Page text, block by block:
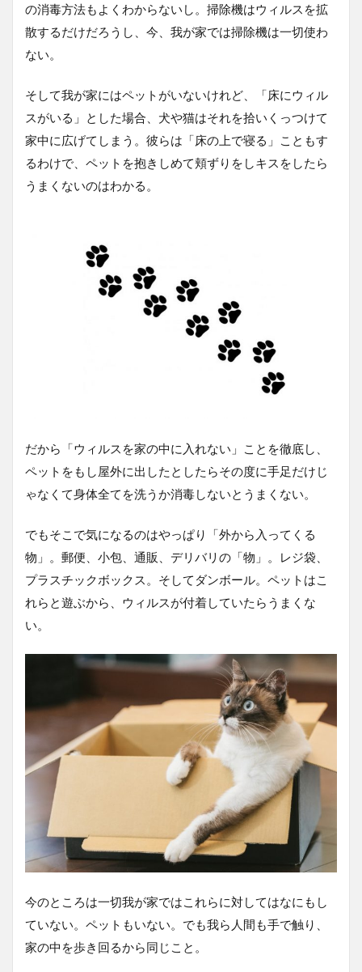
の消毒方法もよくわからないし。掃除機はウィルスを拡
散するだけだろうし、今、我が家では掃除機は一切使わ
ない。
そして我が家にはペットがいないけれど、「床にウィル
スがいる」とした場合、犬や猫はそれを拾いくっつけて
家中に広げてしまう。彼らは「床の上で寝る」こともす
るわけで、ペットを抱きしめて頬ずりをしキスをしたら
うまくないのはわかる。
だから「ウィルスを家の中に入れない」ことを徹底し、
ペットをもし屋外に出したとしたらその度に手足だけじ
ゃなくて身体全てを洗うか消毒しないとうまくない。
でもそこで気になるのはやっぱり「外から入ってくる
物」。郵便、小包、通販、デリバリの「物」。レジ袋、
プラスチックボックス。そしてダンボール。ペットはこ
れらと遊ぶから、ウィルスが付着していたらうまくな
い。
今のところは一切我が家ではこれらに対してはなにもし
ていない。ペットもいない。でも我ら人間も手で触り、
家の中を歩き回るから同じこと。